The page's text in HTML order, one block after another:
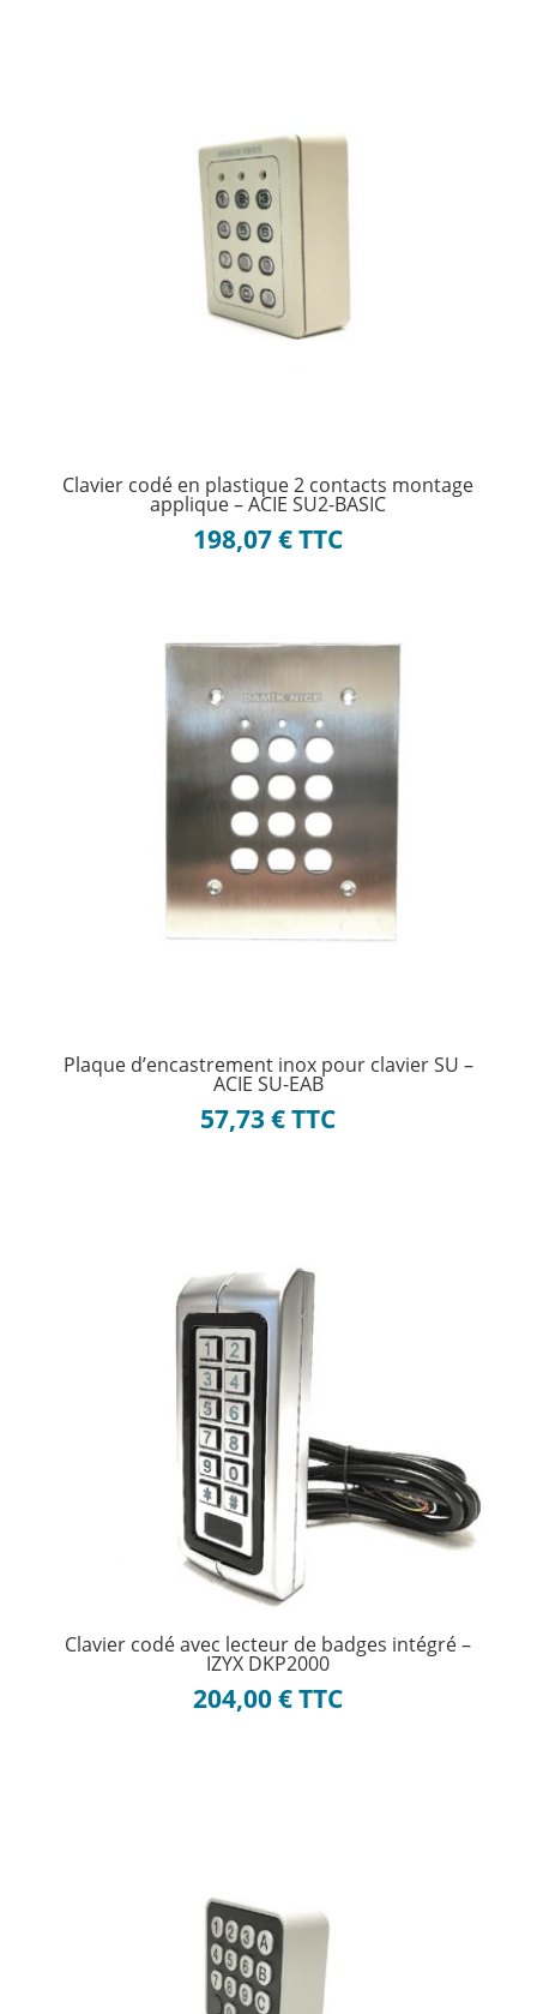
Clavier codé en plastique 2 contacts montage
applique – ACIE SU2-BASIC
198,07€TTC
Plaque d’encastrement inox pour clavier SU –
ACIE SU-EAB
57,73€TTC
Clavier codé avec lecteur de badges intégré –
IZYX DKP2000
204,00€TTC